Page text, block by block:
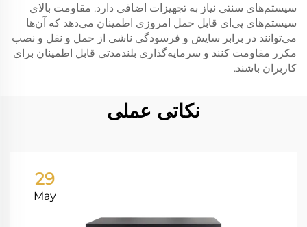
سیستم‌های سنتی نیاز به تجهیزات اضافی دارد. مقاومت بالای
سیستم‌های پی‌ای قابل حمل امروزی اطمینان می‌دهد که آن‌ها
می‌توانند در برابر سایش و فرسودگی ناشی از حمل و نقل و نصب
مکرر مقاومت کنند و سرمایه‌گذاری بلندمدتی قابل اطمینان برای
کاربران باشند.
نکاتی عملی
29
May